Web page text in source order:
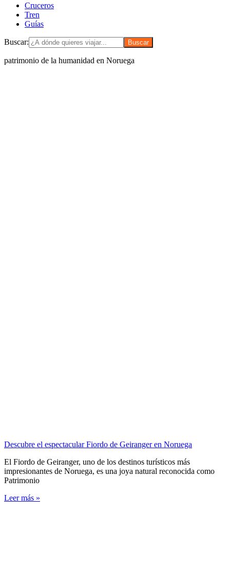
Cruceros
Tren
Guías
Buscar:
patrimonio de la humanidad en Noruega
Descubre el espectacular Fiordo de Geiranger en Noruega
El Fiordo de Geiranger, uno de los destinos turísticos más
impresionantes de Noruega, es una joya natural reconocida como
Patrimonio
Leer más »